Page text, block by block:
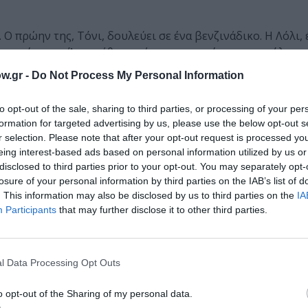
- Do Not Process My Personal Information
opt-out of the sale, sharing to third parties, or processing of your
for targeted advertising by us, please use the below opt-out
selection. Please note that after your opt-out request is processed
interest-based ads based on personal information utilized by us
to third parties prior to your opt-out. You may separately
of your personal information by third parties on the IAB’s list of
This information may also be disclosed by us to third parties on the
Participants that may further disclose it to other third parties.
Data Processing Opt Outs
opt-out of the Sharing of my personal data.
πρώην της, Τόνι, δουλεύει σε ένα βενζινάδικο. Η Λόλι,
μητέρα της Άινο κάθε φορά που επιστρέφει στην πόλη.
ακούγοντας μια συμφωνία του Σοπέν. Από εκείνη τη
Με την αφήγηση ενός παραμυθιού, τόσο τα
χωριό. Αντιμέτωποι με αυτήν την ανερχόμενη